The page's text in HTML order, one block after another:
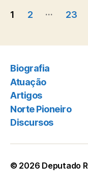
Paginação
posts
1 2 … 23
Biografia
Atuação
Artigos
Norte Pioneiro
Discursos
© 2026 Deputado